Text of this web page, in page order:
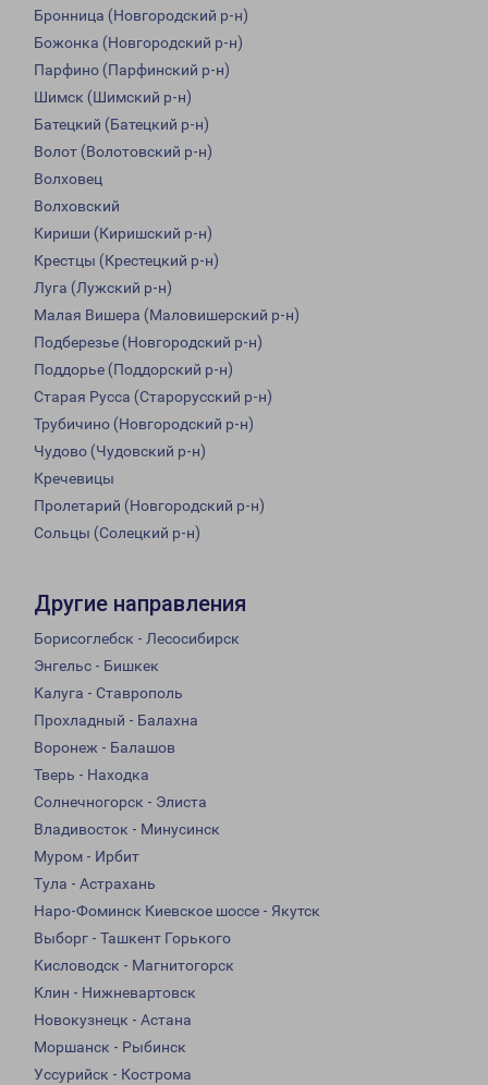
Бронница (Новгородский р-н)
Божонка (Новгородский р-н)
Парфино (Парфинский р-н)
Шимск (Шимский р-н)
Батецкий (Батецкий р-н)
Волот (Волотовский р-н)
Волховец
Волховский
Кириши (Киришский р-н)
Крестцы (Крестецкий р-н)
Луга (Лужский р-н)
Малая Вишера (Маловишерский р-н)
Подберезье (Новгородский р-н)
Поддорье (Поддорский р-н)
Старая Русса (Старорусский р-н)
Трубичино (Новгородский р-н)
Чудово (Чудовский р-н)
Кречевицы
Пролетарий (Новгородский р-н)
Сольцы (Солецкий р-н)
Другие направления
Борисоглебск - Лесосибирск
Энгельс - Бишкек
Калуга - Ставрополь
Прохладный - Балахна
Воронеж - Балашов
Тверь - Находка
Солнечногорск - Элиста
Владивосток - Минусинск
Муром - Ирбит
Тула - Астрахань
Наро-Фоминск Киевское шоссе - Якутск
Выборг - Ташкент Горького
Кисловодск - Магнитогорск
Клин - Нижневартовск
Новокузнецк - Астана
Моршанск - Рыбинск
Уссурийск - Кострома